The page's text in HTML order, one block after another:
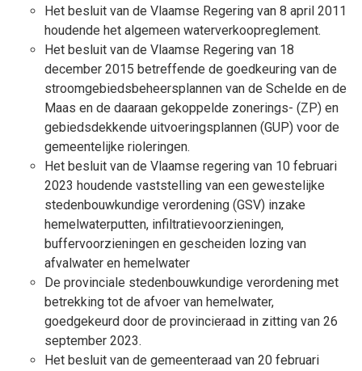
Het besluit van de Vlaamse Regering van 8 april 2011
houdende het algemeen waterverkoopreglement.
Het besluit van de Vlaamse Regering van 18
december 2015 betreffende de goedkeuring van de
stroomgebiedsbeheersplannen van de Schelde en de
Maas en de daaraan gekoppelde zonerings- (ZP) en
gebiedsdekkende uitvoeringsplannen (GUP) voor de
gemeentelijke rioleringen.
Het besluit van de Vlaamse regering van 10 februari
2023 houdende vaststelling van een gewestelijke
stedenbouwkundige verordening (GSV) inzake
hemelwaterputten, infiltratievoorzieningen,
buffervoorzieningen en gescheiden lozing van
afvalwater en hemelwater
De provinciale stedenbouwkundige verordening met
betrekking tot de afvoer van hemelwater,
goedgekeurd door de provincieraad in zitting van 26
september 2023.
Het besluit van de gemeenteraad van 20 februari